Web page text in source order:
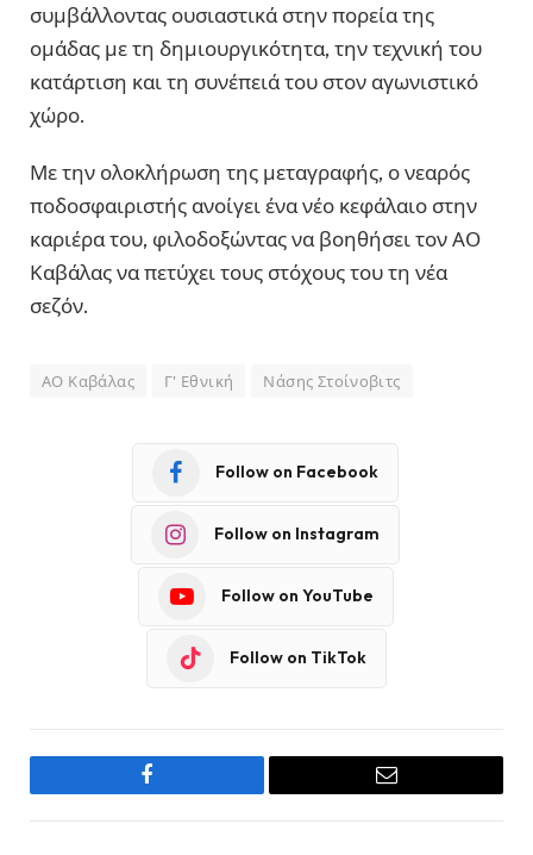
συμβάλλοντας ουσιαστικά στην πορεία της
ομάδας με τη δημιουργικότητα, την τεχνική του
κατάρτιση και τη συνέπειά του στον αγωνιστικό
χώρο.
Με την ολοκλήρωση της μεταγραφής, ο νεαρός
ποδοσφαιριστής ανοίγει ένα νέο κεφάλαιο στην
καριέρα του, φιλοδοξώντας να βοηθήσει τον ΑΟ
Καβάλας να πετύχει τους στόχους του τη νέα
σεζόν.
ΑΟ Καβάλας Γ' Εθνική Νάσης Στοίνοβιτς
Follow on Facebook
Follow on Instagram
Follow on YouTube
Follow on TikTok
Facebook Email